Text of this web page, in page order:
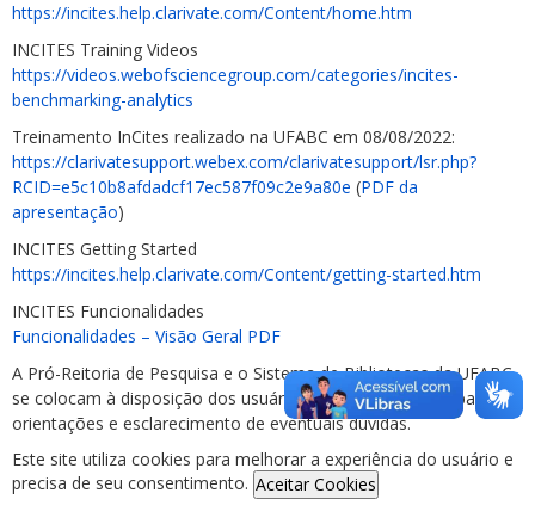
https://incites.help.clarivate.com/Content/home.htm
INCITES Training Videos
https://videos.webofsciencegroup.com/categories/incites-
benchmarking-analytics
Treinamento InCites realizado na UFABC em 08/08/2022:
https://clarivatesupport.webex.com/clarivatesupport/lsr.php?
RCID=e5c10b8afdadcf17ec587f09c2e9a80e (PDF da
apresentação)
INCITES Getting Started
https://incites.help.clarivate.com/Content/getting-started.htm
INCITES Funcionalidades
Funcionalidades – Visão Geral PDF
A Pró-Reitoria de Pesquisa e o Sistema de Bibliotecas da UFABC
se colocam à disposição dos usuários desta ferramenta, para
orientações e esclarecimento de eventuais dúvidas.
Este site utiliza cookies para melhorar a experiência do usuário e
precisa de seu consentimento. Aceitar Cookies